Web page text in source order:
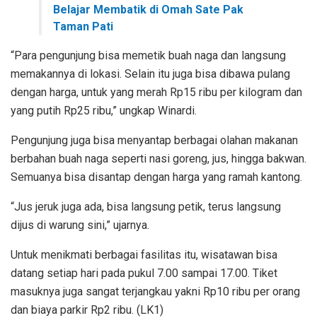
Belajar Membatik di Omah Sate Pak
Taman Pati
“Para pengunjung bisa memetik buah naga dan langsung
memakannya di lokasi. Selain itu juga bisa dibawa pulang
dengan harga, untuk yang merah Rp15 ribu per kilogram dan
yang putih Rp25 ribu,” ungkap Winardi.
Pengunjung juga bisa menyantap berbagai olahan makanan
berbahan buah naga seperti nasi goreng, jus, hingga bakwan.
Semuanya bisa disantap dengan harga yang ramah kantong.
“Jus jeruk juga ada, bisa langsung petik, terus langsung
dijus di warung sini,” ujarnya.
Untuk menikmati berbagai fasilitas itu, wisatawan bisa
datang setiap hari pada pukul 7.00 sampai 17.00. Tiket
masuknya juga sangat terjangkau yakni Rp10 ribu per orang
dan biaya parkir Rp2 ribu. (LK1)